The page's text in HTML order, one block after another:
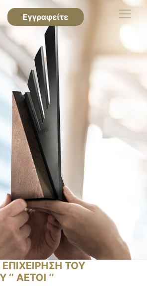
Εγγραφείτε
ΕΠΙΧΕΙΡΗΣΗ ΤΟΥ
ΑΕΤΟΙ ‘’